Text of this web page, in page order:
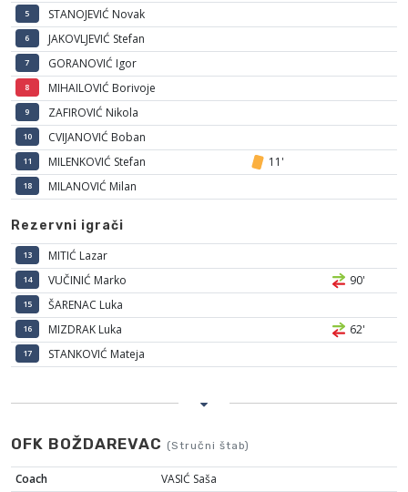
5 STANOJEVIĆ Novak
6 JAKOVLJEVIĆ Stefan
7 GORANOVIĆ Igor
8 MIHAILOVIĆ Borivoje
9 ZAFIROVIĆ Nikola
10 CVIJANOVIĆ Boban
11 MILENKOVIĆ Stefan 11'
18 MILANOVIĆ Milan
Rezervni igrači
13 MITIĆ Lazar
14 VUČINIĆ Marko 90'
15 ŠARENAC Luka
16 MIZDRAK Luka 62'
17 STANKOVIĆ Mateja
OFK BOŽDAREVAC (Stručni štab)
Coach VASIĆ Saša